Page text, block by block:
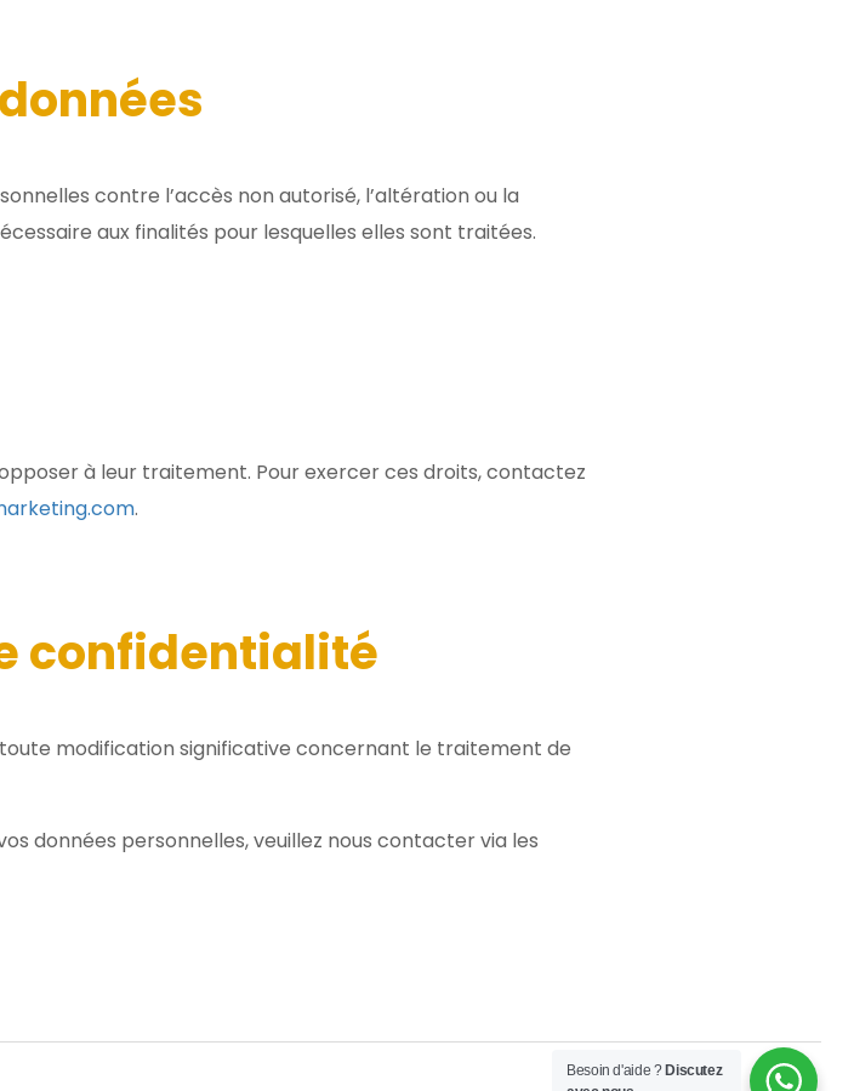
contre l’accès non autorisé, l’altération ou la
aux finalités pour lesquelles elles sont traitées.
à leur traitement. Pour exercer ces droits, contactez
.
confidentialité
modification significative concernant le traitement de
données personnelles, veuillez nous contacter via les
Besoin d'aide ? Discutez